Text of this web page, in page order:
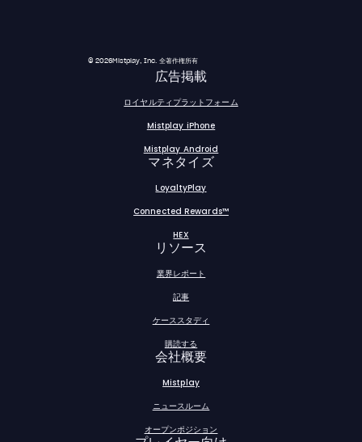
© 2026Mistplay, Inc. 全著作権所有
広告掲載
ロイヤルティプラットフォーム
Mistplay iPhone
Mistplay Android
マネタイズ
LoyaltyPlay
Connected Rewards™
HEX
リソース
業界レポート
記事
ケーススタディ
購読する
会社概要
Mistplay
ニュースルーム
オープンポジション